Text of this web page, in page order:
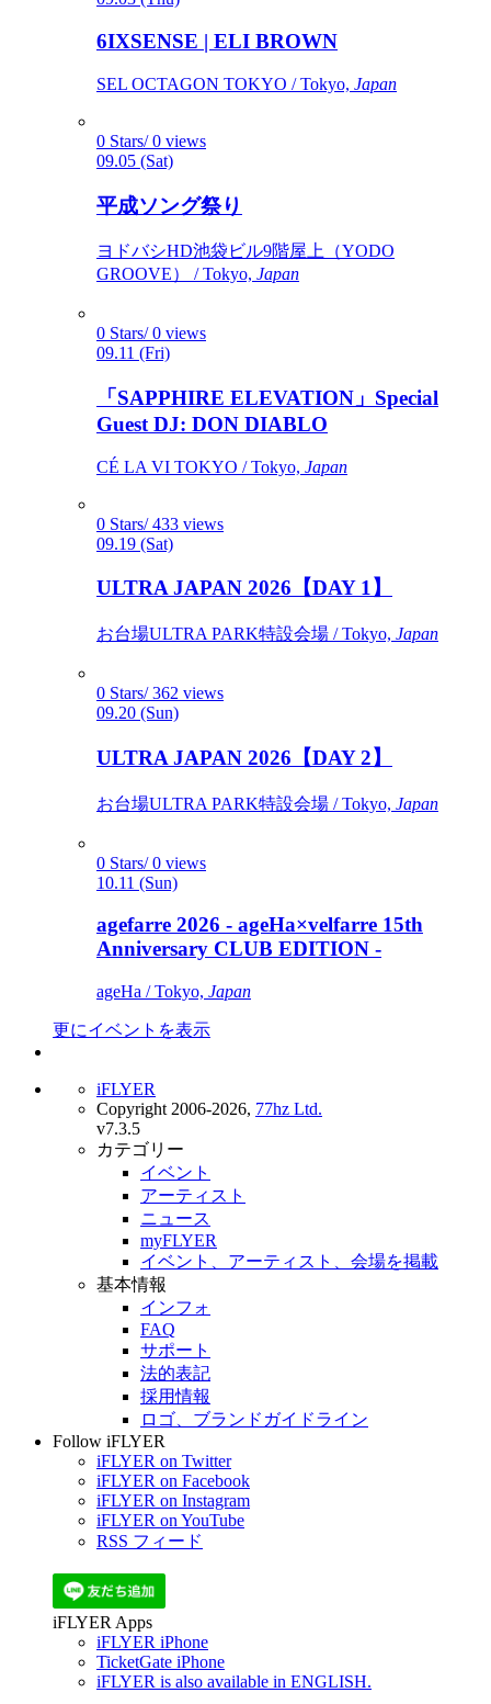
6IXSENSE | ELI BROWN
SEL OCTAGON TOKYO / Tokyo, Japan
0 Stars/ 0 views
09.05 (Sat)
平成ソング祭り
ヨドバシHD池袋ビル9階屋上（YODO
GROOVE） / Tokyo, Japan
0 Stars/ 0 views
09.11 (Fri)
「SAPPHIRE ELEVATION」Special
Guest DJ: DON DIABLO
CÉ LA VI TOKYO / Tokyo, Japan
0 Stars/ 433 views
09.19 (Sat)
ULTRA JAPAN 2026【DAY 1】
お台場ULTRA PARK特設会場 / Tokyo, Japan
0 Stars/ 362 views
09.20 (Sun)
ULTRA JAPAN 2026【DAY 2】
お台場ULTRA PARK特設会場 / Tokyo, Japan
0 Stars/ 0 views
10.11 (Sun)
agefarre 2026 - ageHa×velfarre 15th
Anniversary CLUB EDITION -
ageHa / Tokyo, Japan
更にイベントを表示
iFLYER
Copyright 2006-2026, 77hz Ltd.
v7.3.5
カテゴリー
イベント
アーティスト
ニュース
myFLYER
イベント、アーティスト、会場を掲載
基本情報
インフォ
FAQ
サポート
法的表記
採用情報
ロゴ、ブランドガイドライン
Follow iFLYER
iFLYER on Twitter
iFLYER on Facebook
iFLYER on Instagram
iFLYER on YouTube
RSS フィード
iFLYER Apps
iFLYER iPhone
TicketGate iPhone
iFLYER is also available in ENGLISH.